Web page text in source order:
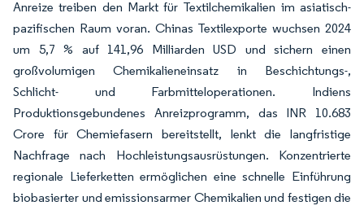
Anreize treiben den Markt für Textilchemikalien im asiatisch-
pazifischen Raum voran. Chinas Textilexporte wuchsen 2024
um 5,7 % auf 141,96 Milliarden USD und sichern einen
großvolumigen Chemikalieneinsatz in Beschichtungs-,
Schlicht- und Farbmitteloperationen. Indiens
Produktionsgebundenes Anreizprogramm, das INR 10.683
Crore für Chemiefasern bereitstellt, lenkt die langfristige
Nachfrage nach Hochleistungsausrüstungen. Konzentrierte
regionale Lieferketten ermöglichen eine schnelle Einführung
biobasierter und emissionsarmer Chemikalien und festigen die